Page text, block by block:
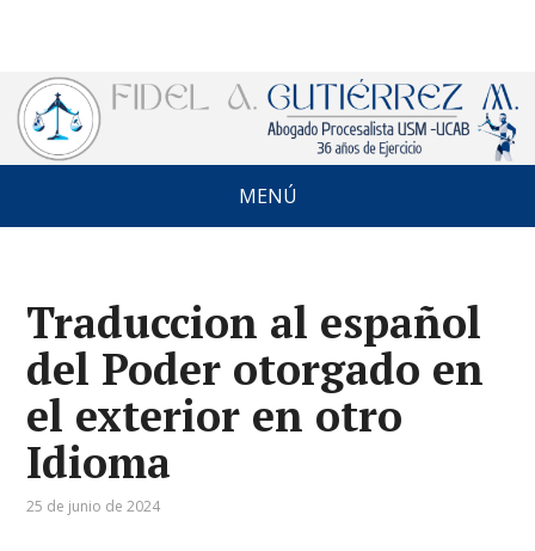
MENÚ
Traduccion al español
del Poder otorgado en
el exterior en otro
Idioma
25 de junio de 2024